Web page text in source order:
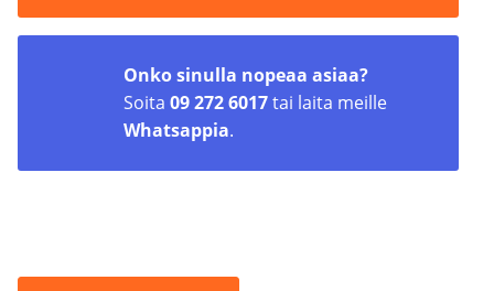
nopeasti oikean tuotteen valinnassa.
Onko sinulla nopeaa asiaa?
Soita 09 272 6017tai laita meille
Whatsappia.